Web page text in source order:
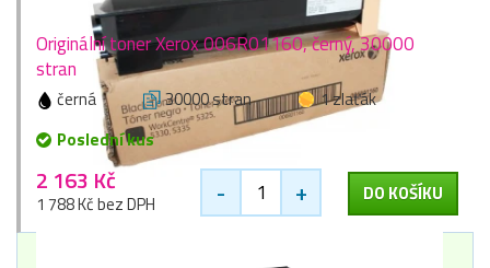
Originální toner Xerox 006R01160, černý, 30000
stran
černá 30000 stran
1 zlaťák
Poslední kus
2 163 Kč
1 788 Kč bez DPH - + DO KOŠÍKU